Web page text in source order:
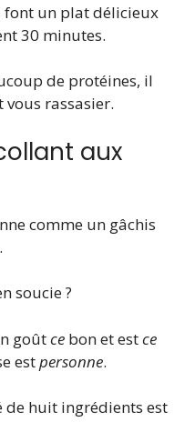
font un plat délicieux
30 minutes.
de protéines, il
rassasier.
aux
comme un gâchis
soucie ?
goûtce bon et estce
estpersonne.
huit ingrédients est